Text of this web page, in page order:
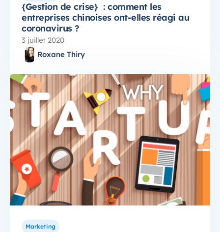
{Gestion de crise} : comment les
entreprises chinoises ont-elles réagi au
coronavirus ?
3 juillet 2020
Roxane Thiry
Marketing